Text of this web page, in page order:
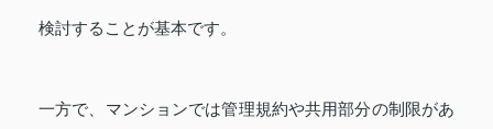
検討することが基本です。
一方で、マンションでは管理規約や共用部分の制限があ